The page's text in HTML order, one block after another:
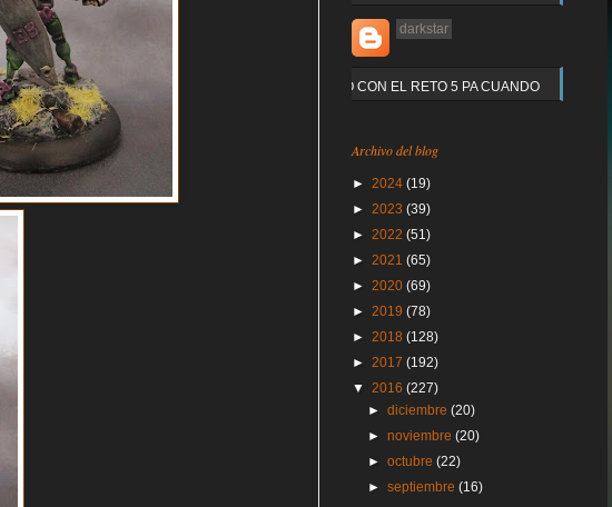
darkstar
Y QUE PASO CON EL RETO 5 PA CUANDO
Archivo del blog
► 2024 (19)
► 2023 (39)
► 2022 (51)
► 2021 (65)
► 2020 (69)
► 2019 (78)
► 2018 (128)
► 2017 (192)
▼ 2016 (227)
►diciembre(20)
►noviembre(20)
►octubre(22)
►septiembre(16)